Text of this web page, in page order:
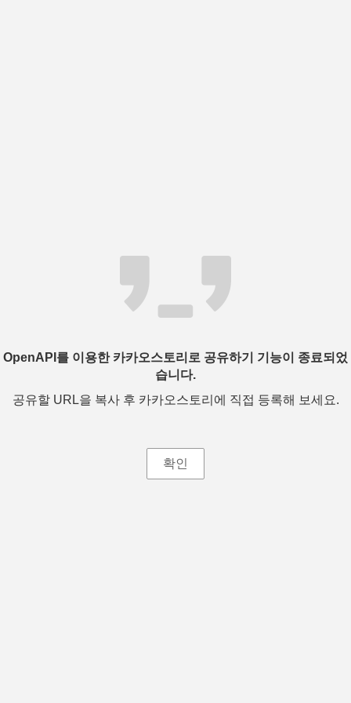
OpenAPI를 이용한 카카오스토리로 공유하기 기능이 종료되었
습니다.
공유할 URL을 복사 후 카카오스토리에 직접 등록해 보세요.
확인